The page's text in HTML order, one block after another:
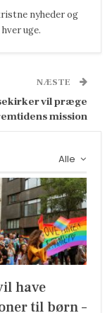
nyheder og
uge.
NÆSTE
vil præge
mission
Alle
have
til børn –